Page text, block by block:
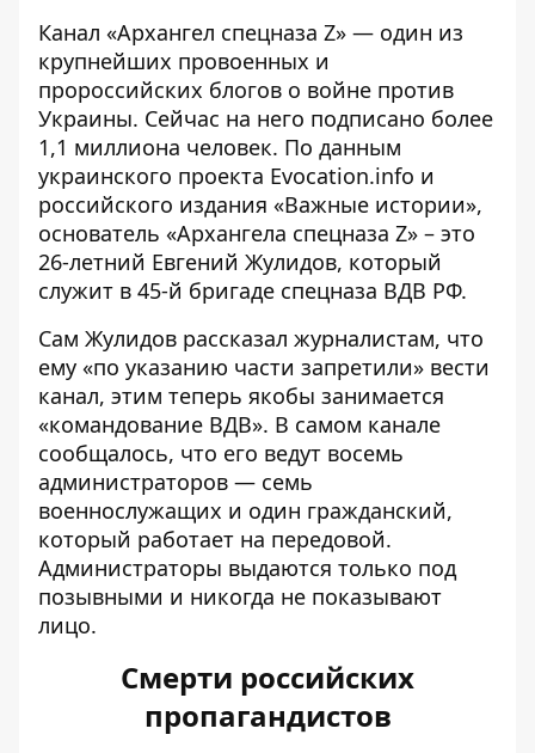
Канал «Архангел спецназа Z» — один из
крупнейших провоенных и
пророссийских блогов о войне против
Украины. Сейчас на него подписано более
1,1 миллиона человек. По данным
украинского проекта Evocation.info и
российского издания «Важные истории»,
основатель «Архангела спецназа Z» – это
26-летний Евгений Жулидов, который
служит в 45-й бригаде спецназа ВДВ РФ.
Сам Жулидов рассказал журналистам, что
ему «по указанию части запретили» вести
канал, этим теперь якобы занимается
«командование ВДВ». В самом канале
сообщалось, что его ведут восемь
администраторов — семь
военнослужащих и один гражданский,
который работает на передовой.
Администраторы выдаются только под
позывными и никогда не показывают
лицо.
Смерти российских
пропагандистов